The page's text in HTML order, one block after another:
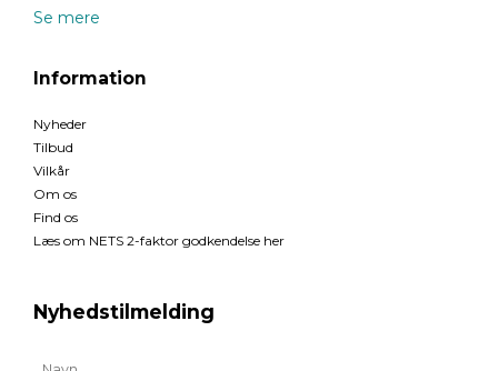
Se mere
Information
Nyheder
Tilbud
Vilkår
Om os
Find os
Læs om NETS 2-faktor godkendelse her
Nyhedstilmelding